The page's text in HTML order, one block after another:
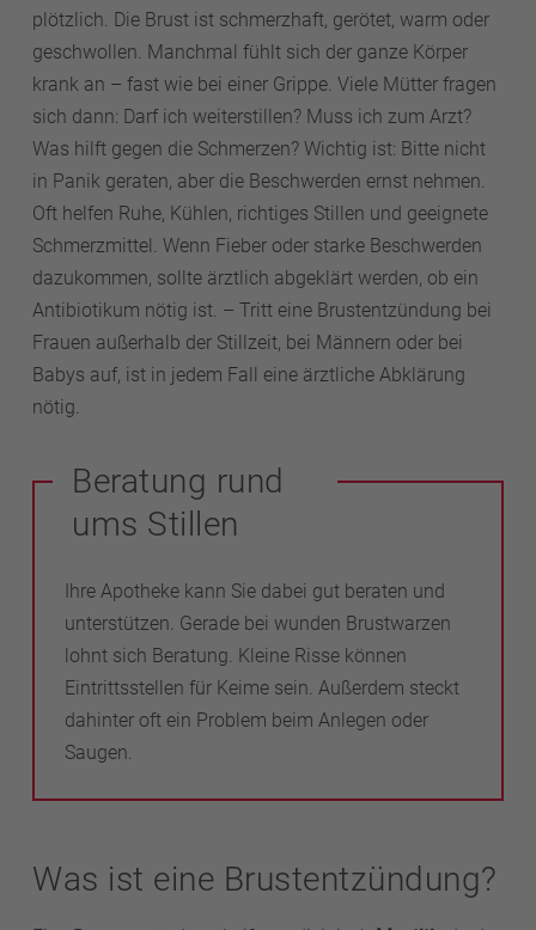
plötzlich. Die Brust ist schmerzhaft, gerötet, warm oder
geschwollen. Manchmal fühlt sich der ganze Körper
krank an – fast wie bei einer Grippe. Viele Mütter fragen
sich dann: Darf ich weiterstillen? Muss ich zum Arzt?
Was hilft gegen die Schmerzen? Wichtig ist: Bitte nicht
in Panik geraten, aber die Beschwerden ernst nehmen.
Oft helfen Ruhe, Kühlen, richtiges Stillen und geeignete
Schmerzmittel. Wenn Fieber oder starke Beschwerden
dazukommen, sollte ärztlich abgeklärt werden, ob ein
Antibiotikum nötig ist. – Tritt eine Brustentzündung bei
Frauen außerhalb der Stillzeit, bei Männern oder bei
Babys auf, ist in jedem Fall eine ärztliche Abklärung
nötig.
Beratung rund
ums Stillen
Ihre Apotheke kann Sie dabei gut beraten und
unterstützen. Gerade bei wunden Brustwarzen
lohnt sich Beratung. Kleine Risse können
Eintrittsstellen für Keime sein. Außerdem steckt
dahinter oft ein Problem beim Anlegen oder
Saugen.
Was ist eine Brustentzündung?